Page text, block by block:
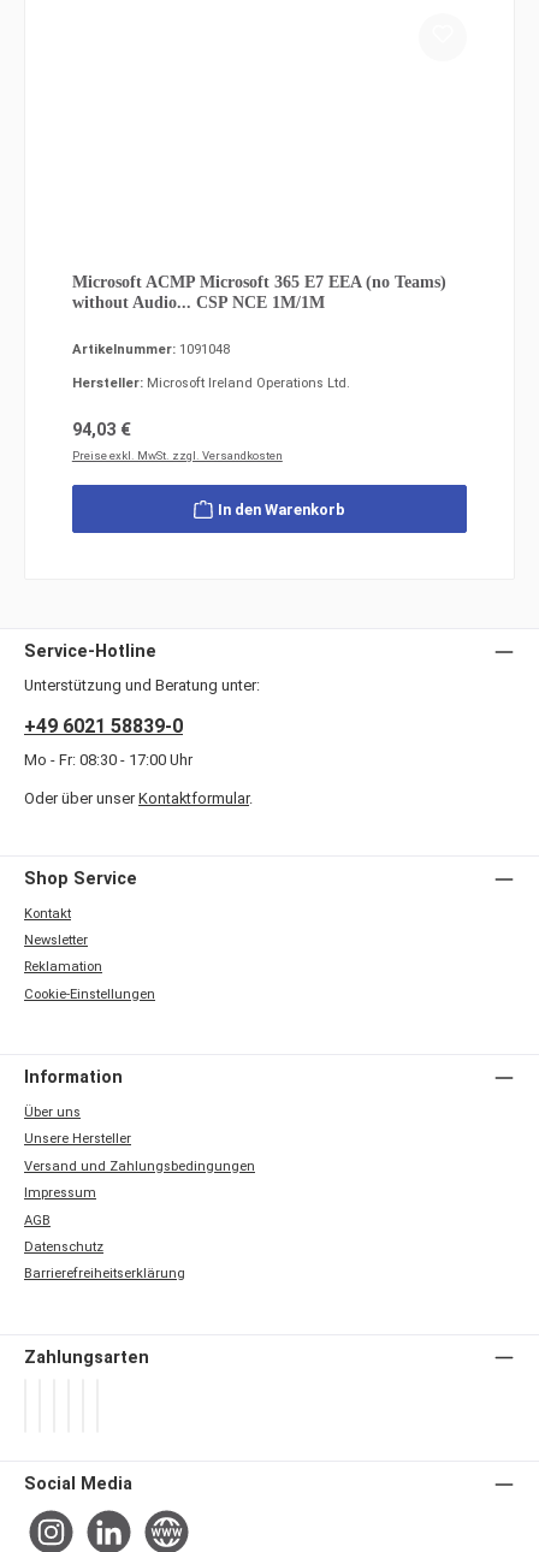
Microsoft ACMP Microsoft 365 E7 EEA (no Teams)
without Audio... CSP NCE 1M/1M
Artikelnummer: 1091048
Hersteller: Microsoft Ireland Operations Ltd.
Regulärer Preis:
94,03 €
Preise exkl. MwSt. zzgl. Versandkosten
In den Warenkorb
Service-Hotline
Unterstützung und Beratung unter:
+49 6021 58839-0
Mo - Fr: 08:30 - 17:00 Uhr
Oder über unser Kontaktformular.
Shop Service
Kontakt
Newsletter
Reklamation
Cookie-Einstellungen
Information
Über uns
Unsere Hersteller
Versand und Zahlungsbedingungen
Impressum
AGB
Datenschutz
Barrierefreiheitserklärung
Zahlungsarten
Social Media
InstagramLinkedIn Website